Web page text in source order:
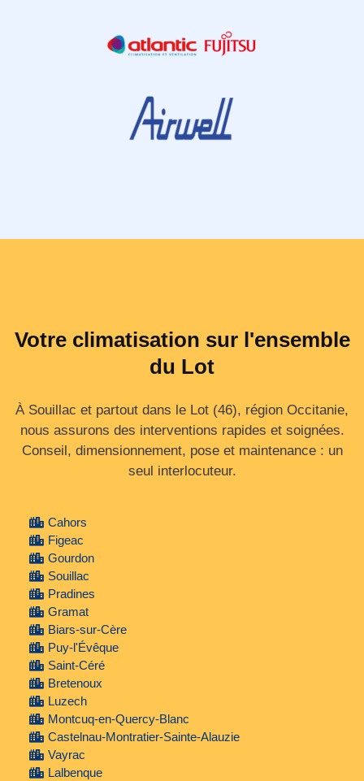
Votre climatisation sur l'ensemble
du Lot
À Souillac et partout dans le Lot (46), région Occitanie,
nous assurons des interventions rapides et soignées.
Conseil, dimensionnement, pose et maintenance : un
seul interlocuteur.
Cahors
Figeac
Gourdon
Souillac
Pradines
Gramat
Biars-sur-Cère
Puy-l'Évêque
Saint-Céré
Bretenoux
Luzech
Montcuq-en-Quercy-Blanc
Castelnau-Montratier-Sainte-Alauzie
Vayrac
Lalbenque